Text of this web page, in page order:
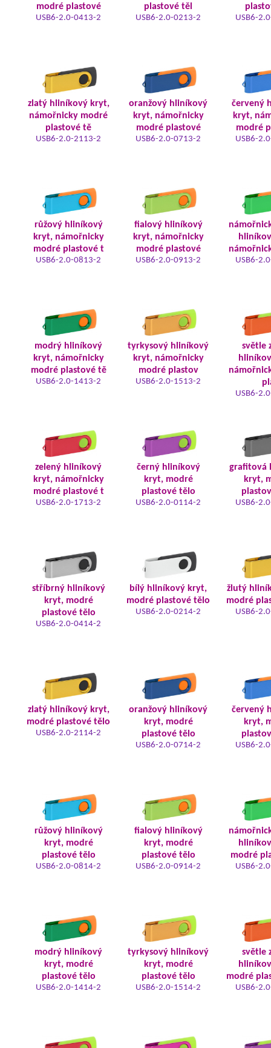
modré plastové
USB6-2.0-0413-2
plastové těl
USB6-2.0-0213-2 USB6-
zlatý hliníkový kryt,
námořnicky modré
plastové tě
USB6-2.0-2113-2
oranžový hliníkový
kryt, námořnicky
modré plastové
USB6-2.0-0713-2
červený
kryt,
modré
USB6-
růžový hliníkový
kryt, námořnicky
modré plastové t
USB6-2.0-0813-2
fialový hliníkový
kryt, námořnicky
modré plastové
USB6-2.0-0913-2 USB6-
modrý hliníkový
kryt, námořnicky
modré plastové tě
USB6-2.0-1413-2
tyrkysový hliníkový
kryt, námořnicky
modré plastov
USB6-2.0-1513-2
světle
USB6-
zelený hliníkový
kryt, námořnicky
modré plastové t
USB6-2.0-1713-2
černý hliníkový
kryt, modré
plastové tělo
USB6-2.0-0114-2
grafitová
kryt,
USB6-
stříbrný hliníkový
kryt, modré
plastové tělo
USB6-2.0-0414-2
bílý hliníkový kryt,
modré plastové tělo
USB6-2.0-0214-2
žlutý
modré
USB6-
zlatý hliníkový kryt,
modré plastové tělo
USB6-2.0-2114-2
oranžový hliníkový
kryt, modré
plastové tělo
USB6-2.0-0714-2
červený
kryt,
USB6-
růžový hliníkový
kryt, modré
plastové tělo
USB6-2.0-0814-2
fialový hliníkový
kryt, modré
plastové tělo
USB6-2.0-0914-2
modré
USB6-
modrý hliníkový
kryt, modré
plastové tělo
USB6-2.0-1414-2
tyrkysový hliníkový
kryt, modré
plastové tělo
USB6-2.0-1514-2
světle
modré
USB6-